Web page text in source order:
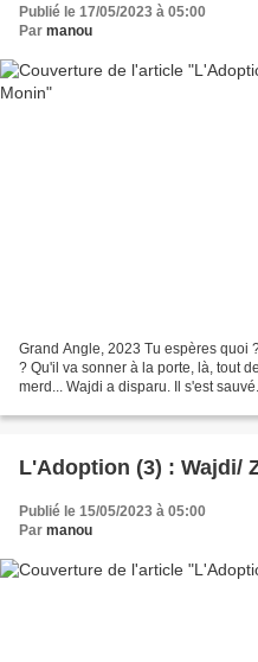
Publié le 17/05/2023 à 05:00
Par manou
Grand Angle, 2023 Tu espères quoi
? Qu'il va sonner à la porte, là, tout
merd... Wajdi a disparu. Il s'est
L'Adoption (3) : Wajdi/
Publié le 15/05/2023 à 05:00
Par manou